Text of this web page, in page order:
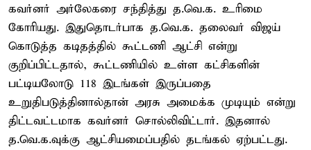
கவர்னர் அர்லேகரை சந்தித்து த.வெ.க. உரிமை
கோரியது. இதுதொடர்பாக த.வெ.க. தலைவர் விஜய்
கொடுத்த கடிதத்தில் கூட்டணி ஆட்சி என்று
குறிப்பிட்டதால், கூட்டணியில் உள்ள கட்சிகளின்
பட்டியலோடு 118 இடங்கள் இருப்பதை
உறுதிபடுத்தினால்தான் அரசு அமைக்க முடியும் என்று
திட்டவட்டமாக கவர்னர் சொல்லிவிட்டார். இதனால்
த.வெ.க.வுக்கு ஆட்சியமைப்பதில் தடங்கல் ஏற்பட்டது.